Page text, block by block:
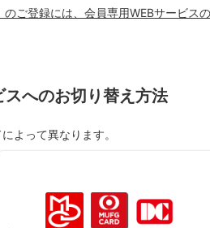
のご登録には、会員専用WEBサービス
へのお切り替え方法
よって異なります。